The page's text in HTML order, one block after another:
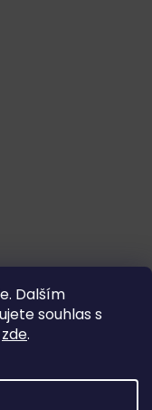
Dalším
souhlas s
zde.